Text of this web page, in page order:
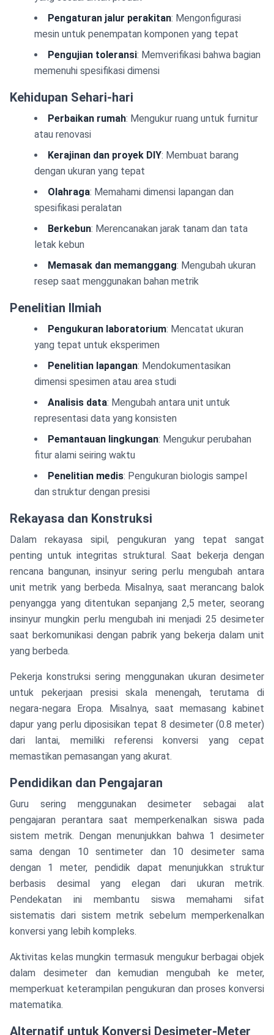
Pengaturan jalur perakitan: Mengonfigurasi
mesin untuk penempatan komponen yang tepat
Pengujian toleransi: Memverifikasi bahwa bagian
memenuhi spesifikasi dimensi
Kehidupan Sehari-hari
Perbaikan rumah: Mengukur ruang untuk furnitur
atau renovasi
Kerajinan dan proyek DIY: Membuat barang
dengan ukuran yang tepat
Olahraga: Memahami dimensi lapangan dan
spesifikasi peralatan
Berkebun: Merencanakan jarak tanam dan tata
letak kebun
Memasak dan memanggang: Mengubah ukuran
resep saat menggunakan bahan metrik
Penelitian Ilmiah
Pengukuran laboratorium: Mencatat ukuran
yang tepat untuk eksperimen
Penelitian lapangan: Mendokumentasikan
dimensi spesimen atau area studi
Analisis data: Mengubah antara unit untuk
representasi data yang konsisten
Pemantauan lingkungan: Mengukur perubahan
fitur alami seiring waktu
Penelitian medis: Pengukuran biologis sampel
dan struktur dengan presisi
Rekayasa dan Konstruksi
Dalam rekayasa sipil, pengukuran yang tepat sangat
penting untuk integritas struktural. Saat bekerja dengan
rencana bangunan, insinyur sering perlu mengubah antara
unit metrik yang berbeda. Misalnya, saat merancang balok
penyangga yang ditentukan sepanjang 2,5 meter, seorang
insinyur mungkin perlu mengubah ini menjadi 25 desimeter
saat berkomunikasi dengan pabrik yang bekerja dalam unit
yang berbeda.
Pekerja konstruksi sering menggunakan ukuran desimeter
untuk pekerjaan presisi skala menengah, terutama di
negara-negara Eropa. Misalnya, saat memasang kabinet
dapur yang perlu diposisikan tepat 8 desimeter (0.8 meter)
dari lantai, memiliki referensi konversi yang cepat
memastikan pemasangan yang akurat.
Pendidikan dan Pengajaran
Guru sering menggunakan desimeter sebagai alat
pengajaran perantara saat memperkenalkan siswa pada
sistem metrik. Dengan menunjukkan bahwa 1 desimeter
sama dengan 10 sentimeter dan 10 desimeter sama
dengan 1 meter, pendidik dapat menunjukkan struktur
berbasis desimal yang elegan dari ukuran metrik.
Pendekatan ini membantu siswa memahami sifat
sistematis dari sistem metrik sebelum memperkenalkan
konversi yang lebih kompleks.
Aktivitas kelas mungkin termasuk mengukur berbagai objek
dalam desimeter dan kemudian mengubah ke meter,
memperkuat keterampilan pengukuran dan proses konversi
matematika.
Alternatif untuk Konversi Desimeter-Meter